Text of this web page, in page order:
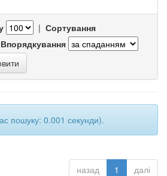
| Сортування
Впорядкування
пошуку: 0.001 секунди).
назад 1 далі